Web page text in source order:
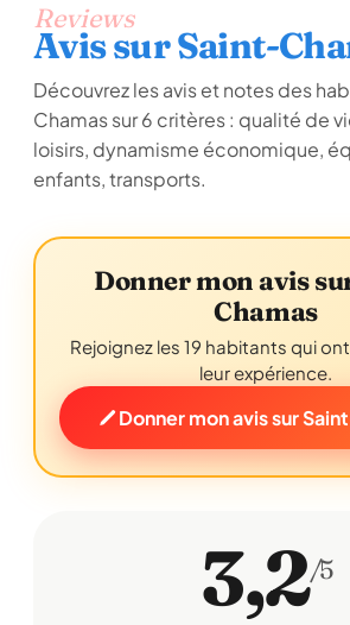
Reviews
Avis sur Saint-
Découvrez les avis et notes des
Chamas sur 6 critères : qualité de
loisirs, dynamisme économique,
enfants, transports.
Donner mon avis
Chamas
Rejoignez les 19 habitants qui
leur expérience.
Donner mon avis sur
3,2/5